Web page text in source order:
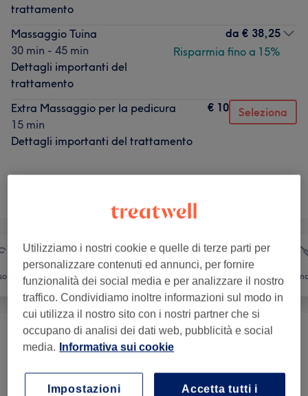
trattamento
Massaggio Tuina
30 min - 45 min
Dettagli importanti del
trattamento
da € 38,25
Risparmia fino a 15%
Extra Massaggio per la pedicura
15 min
Dettagli importanti del trattamento
€ 10 Seleziona
Massaggio Corpo
Pedicure ( 1)
Massaggi (6) da € 25
Utilizziamo i nostri cookie e quelle di terze parti per
personalizzare contenuti ed annunci, per fornire
funzionalità dei social media e per analizzare il nostro
traffico. Condividiamo inoltre informazioni sul modo in
cui utilizza il nostro sito con i nostri partner che si
occupano di analisi dei dati web, pubblicità e social
media. Informativa sui cookie
Accetta tutti i
Impostazioni